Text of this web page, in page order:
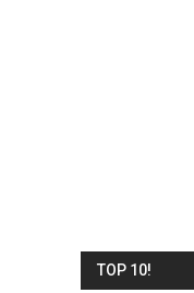
TOP 10!